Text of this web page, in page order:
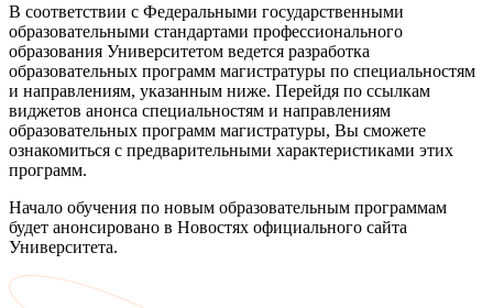
В соответствии с Федеральными государственными
образовательными стандартами профессионального
образования Университетом ведется разработка
образовательных программ магистратуры по специальностям
и направлениям, указанным ниже. Перейдя по ссылкам
виджетов анонса специальностям и направлениям
образовательных программ магистратуры, Вы сможете
ознакомиться с предварительными характеристиками этих
программ.
Начало обучения по новым образовательным программам
будет анонсировано в Новостях официального сайта
Университета.